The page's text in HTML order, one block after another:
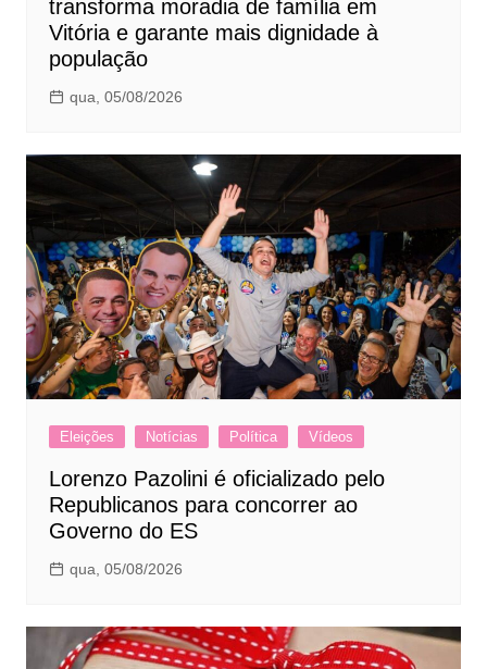
transforma moradia de família em
Vitória e garante mais dignidade à
população
qua, 05/08/2026
Eleições Notícias Política Vídeos
Lorenzo Pazolini é oficializado pelo
Republicanos para concorrer ao
Governo do ES
qua, 05/08/2026